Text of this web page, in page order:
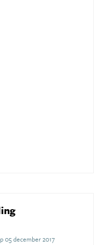
05 december 2017